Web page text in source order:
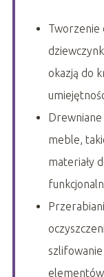
Tworzenie
okazją do
meble,
materiały
elementów